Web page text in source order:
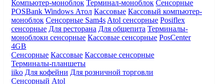
Компьютер-моноблок Терминал-моноблок Сенсорные
POSBank Windows Атол Кассовые Кассовый компьютер-
моноблок Сенсорные Sam4s Atol сенсорные Posiflex
сенсорные Для ресторана Для общепита Терминалы-
моноблоки сенсорные Кассовые сенсорные PosCenter
4GB
Сенсорные Кассовые Кассовые сенсорные
Терминалы-планшеты
iiko Для кофейни Для розничной торговли
Сенсорный Atol